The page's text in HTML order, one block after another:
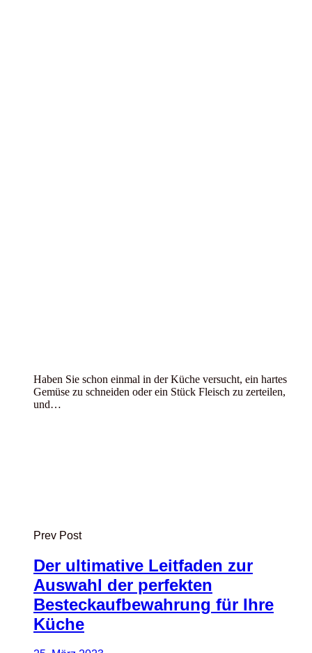
Haben Sie schon einmal in der Küche versucht, ein hartes
Gemüse zu schneiden oder ein Stück Fleisch zu zerteilen,
und…
Prev Post
Der ultimative Leitfaden zur
Auswahl der perfekten
Besteckaufbewahrung für Ihre
Küche